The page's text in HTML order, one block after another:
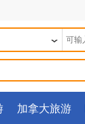
加拿大旅游